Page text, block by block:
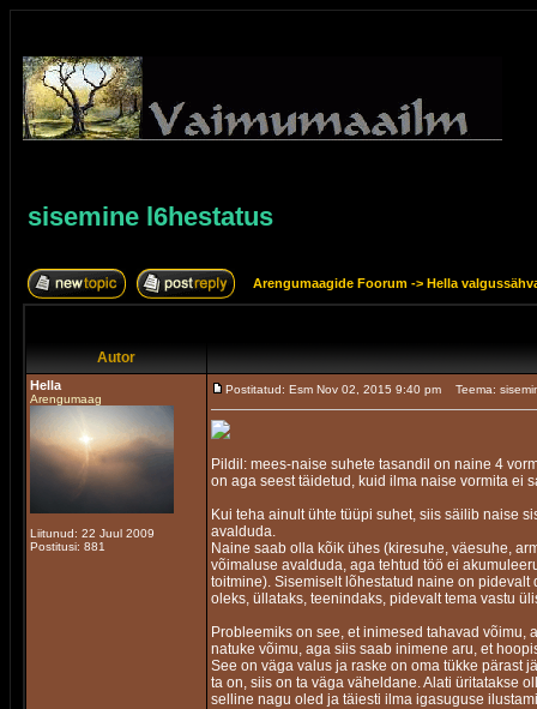
sisemine l6hestatus
Arengumaagide Foorum -> Hella
Autor
Hella
Arengumaag
Liitunud: 22 Juul 2009
Postitusi: 881
Postitatud: Esm Nov 02, 2015 9:40 pm Teema:
Pildil: mees-naise suhete tasandil on naine 4
on aga seest täidetud, kuid ilma naise vormita ei
Kui teha ainult ühte tüüpi suhet, siis säilib naise
avalduda.
Naine saab olla kõik ühes (kiresuhe, väesuhe,
võimaluse avalduda, aga tehtud töö ei
toitmine). Sisemiselt lõhestatud naine on
oleks, üllataks, teenindaks, pidevalt tema vastu
Probleemiks on see, et inimesed tahavad võimu,
natuke võimu, aga siis saab inimene aru, et
See on väga valus ja raske on oma tükke pärast
ta on, siis on ta väga väheldane. Alati üritatakse
selline nagu oled ja täiesti ilma igasuguse